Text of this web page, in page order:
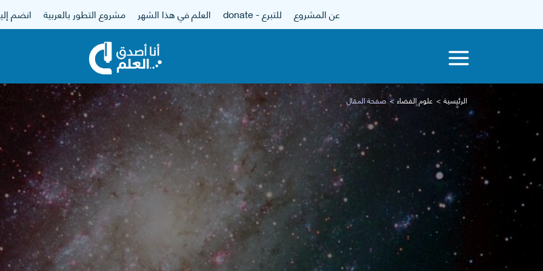
عن المشروع للتبرع - donate العلم في هذا الشهر مشروع التطور بالعربية انضم
الرئيسية علوم الفضاء صفحة المقال